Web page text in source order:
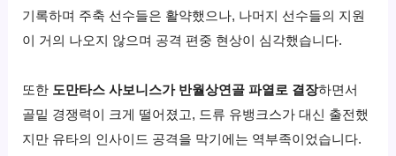
기록하며 주축 선수들은 활약했으나, 나머지 선수들의 지원
이 거의 나오지 않으며 공격 편중 현상이 심각했습니다.
또한 도만타스 사보니스가 반월상연골 파열로 결장하면서
골밑 경쟁력이 크게 떨어졌고, 드류 유뱅크스가 대신 출전했
지만 유타의 인사이드 공격을 막기에는 역부족이었습니다.